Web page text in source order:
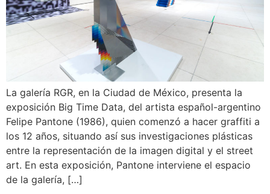
La galería RGR, en la Ciudad de México, presenta la
exposición Big Time Data, del artista español-argentino
Felipe Pantone (1986), quien comenzó a hacer graffiti a
los 12 años, situando así sus investigaciones plásticas
entre la representación de la imagen digital y el street
art. En esta exposición, Pantone interviene el espacio
de la galería, […]